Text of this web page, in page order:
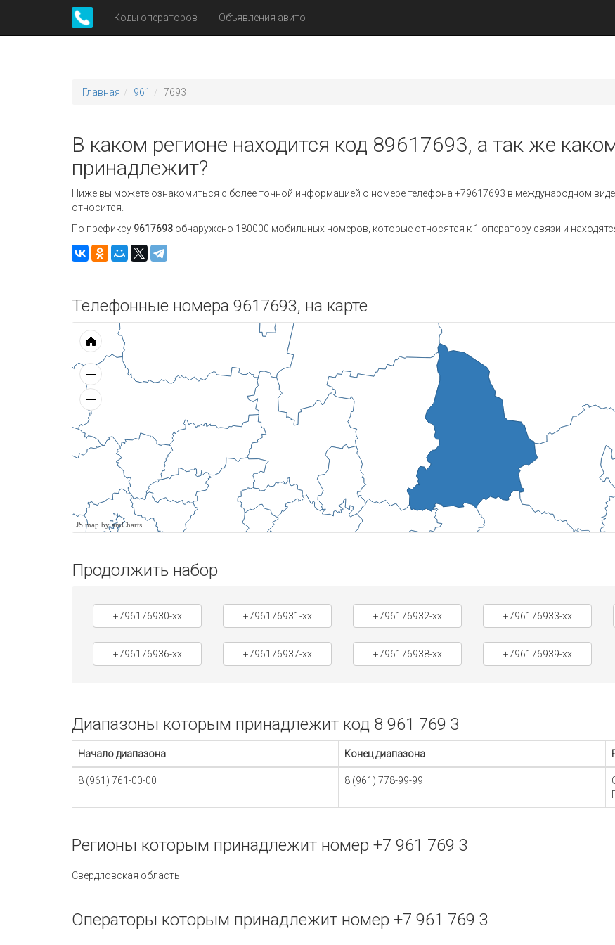
Коды операторов Объявления авито
Главная 961 7693
В каком регионе находится код 89617693, а так же
принадлежит?
Ниже вы можете ознакомиться с более точной информацией о номере телефона +79617693 в международном
относится.
По префиксу 9617693 обнаружено 180000 мобильных номеров, которые относятся к 1 оператору связи и
Телефонные номера 9617693, на карте
JS map by amCharts
Продолжить набор
+796176930-xx +796176931-xx +796176932-xx +796176933-xx
+796176936-xx +796176937-xx +796176938-xx +796176939-xx
Диапазоны которым принадлежит код 8 961 769 3
Начало диапазона Конец диапазона
8 (961) 761-00-00 8 (961) 778-99-99
Регионы которым принадлежит номер +7 961 769 3
Свердловская область
Операторы которым принадлежит номер +7 961 769 3